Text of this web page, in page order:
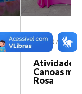
18/10 / 2021
Atividades
Canoas
Rosa